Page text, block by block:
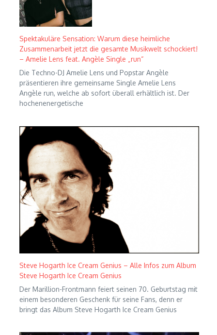
Spektakuläre Sensation: Warum diese heimliche
Zusammenarbeit jetzt die gesamte Musikwelt schockiert!
– Amelie Lens feat. Angèle Single „run“
Die Techno-DJ Amelie Lens und Popstar Angèle
präsentieren ihre gemeinsame Single Amelie Lens
Angèle run, welche ab sofort überall erhältlich ist. Der
hochenenergetische
Steve Hogarth Ice Cream Genius – Alle Infos zum Album
Steve Hogarth Ice Cream Genius
Der Marillion-Frontmann feiert seinen 70. Geburtstag mit
einem besonderen Geschenk für seine Fans, denn er
bringt das Album Steve Hogarth Ice Cream Genius